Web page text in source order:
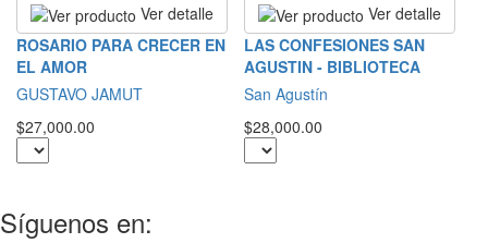
Ver detalle
ROSARIO PARA CRECER EN
EL AMOR
GUSTAVO JAMUT
$27,000.00
Ver detalle
LAS CONFESIONES SAN
AGUSTIN - BIBLIOTECA
San Agustín
$28,000.00
Síguenos en: